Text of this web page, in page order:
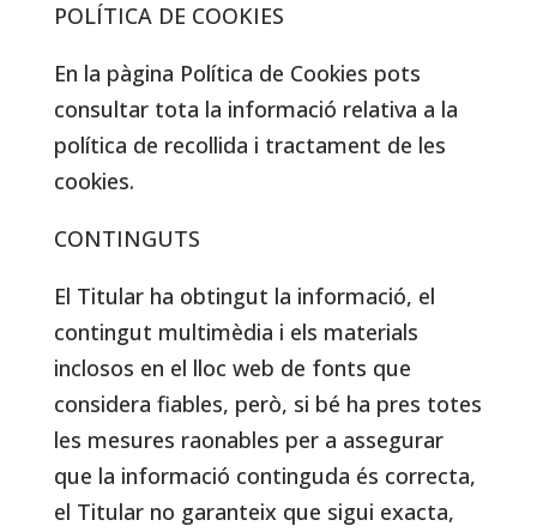
POLÍTICA DE COOKIES
En la pàgina Política de Cookies pots
consultar tota la informació relativa a la
política de recollida i tractament de les
cookies.
CONTINGUTS
El Titular ha obtingut la informació, el
contingut multimèdia i els materials
inclosos en el lloc web de fonts que
considera fiables, però, si bé ha pres totes
les mesures raonables per a assegurar
que la informació continguda és correcta,
el Titular no garanteix que sigui exacta,